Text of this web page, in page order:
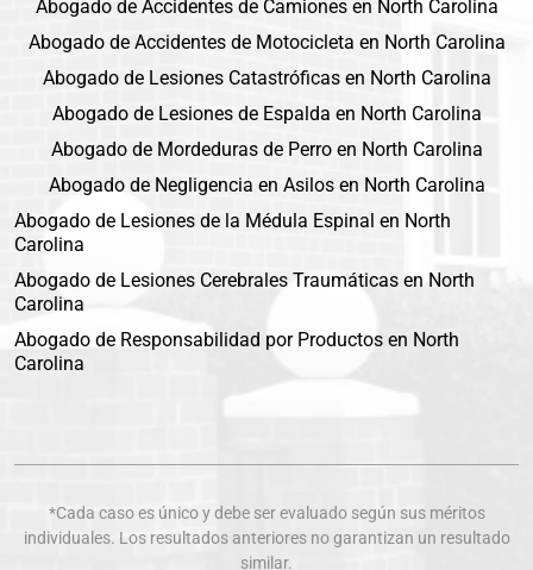
Abogado de Accidentes de Camiones en North Carolina
Abogado de Accidentes de Motocicleta en North Carolina
Abogado de Lesiones Catastróficas en North Carolina
Abogado de Lesiones de Espalda en North Carolina
Abogado de Mordeduras de Perro en North Carolina
Abogado de Negligencia en Asilos en North Carolina
Abogado de Lesiones de la Médula Espinal en North
Carolina
Abogado de Lesiones Cerebrales Traumáticas en North
Carolina
Abogado de Responsabilidad por Productos en North
Carolina
*Cada caso es único y debe ser evaluado según sus méritos
individuales. Los resultados anteriores no garantizan un resultado
similar.